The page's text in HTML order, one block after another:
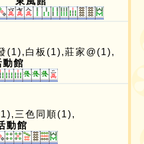
(1),白板(1),莊家@(1),
館
三色同順(1),
館